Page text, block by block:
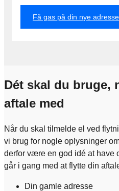
Få gas på din nye adresse
Dét skal du bruge,
aftale med
Når du skal tilmelde el ved
vi brug for nogle oplysninger
derfor være en god idé at have
går i gang med at flytte din
Din gamle adresse